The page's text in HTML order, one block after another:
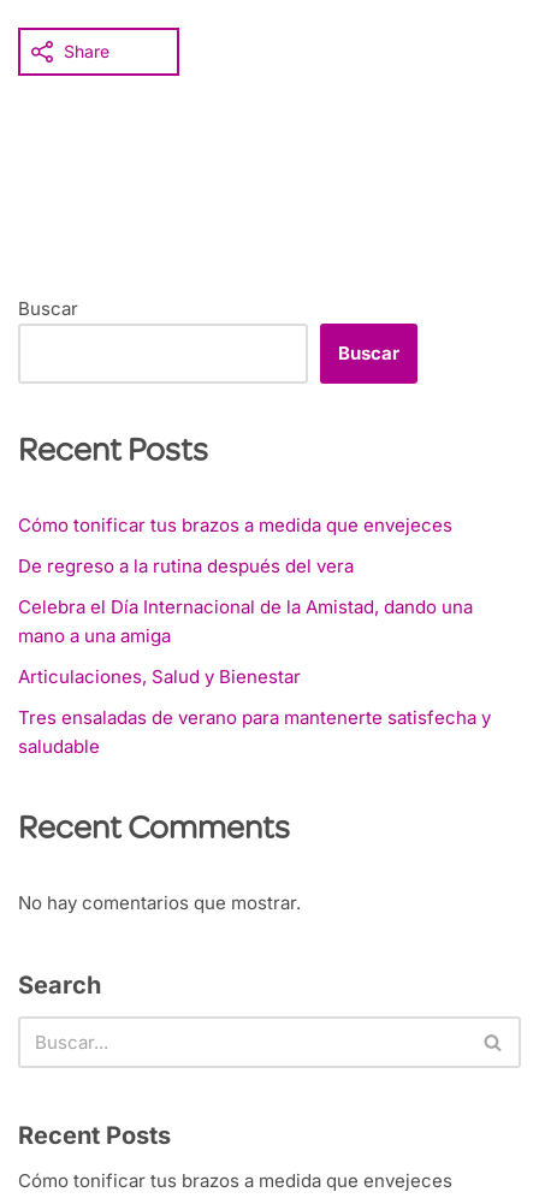
Share
Buscar
Buscar
Recent Posts
Cómo tonificar tus brazos a medida que envejeces
De regreso a la rutina después del vera
Celebra el Día Internacional de la Amistad, dando una
mano a una amiga
Articulaciones, Salud y Bienestar
Tres ensaladas de verano para mantenerte satisfecha y
saludable
Recent Comments
No hay comentarios que mostrar.
Search
Recent Posts
Cómo tonificar tus brazos a medida que envejeces